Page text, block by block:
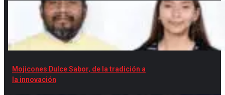
Mojicones Dulce Sabor, de la tradición a
la innovación